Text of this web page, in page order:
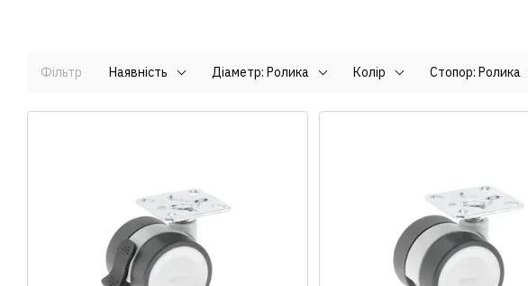
Фільтр Наявність Діаметр: Ролика Колір Стопор: Ролика